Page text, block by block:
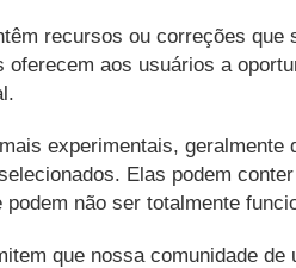
recursos ou correções que
aos usuários a
experimentais, geralmente
Elas podem
não ser totalmente
que nossa comunidade de